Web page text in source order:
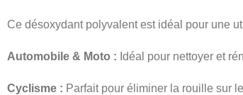
Ce désoxydant polyvalent est idéal pour une
Automobile & Moto : Idéal pour nettoyer et
Cyclisme : Parfait pour éliminer la rouille sur